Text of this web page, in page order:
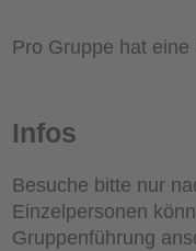
Pro Gruppe hat
Infos
Besuche bitte nur
Einzelpersonen
Gruppenführung